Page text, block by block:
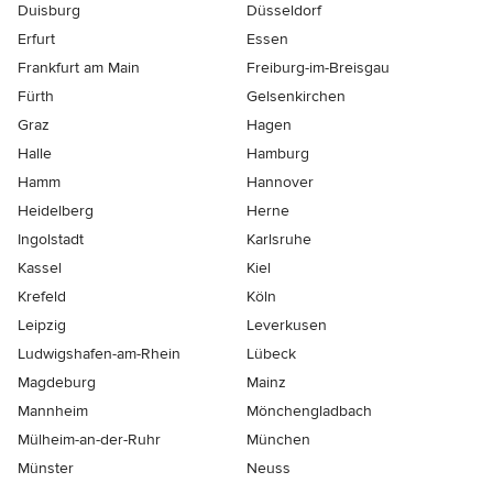
Duisburg
Düsseldorf
Erfurt
Essen
Frankfurt am Main
Freiburg-im-Breisgau
Fürth
Gelsenkirchen
Graz
Hagen
Halle
Hamburg
Hamm
Hannover
Heidelberg
Herne
Ingolstadt
Karlsruhe
Kassel
Kiel
Krefeld
Köln
Leipzig
Leverkusen
Ludwigshafen-am-Rhein
Lübeck
Magdeburg
Mainz
Mannheim
Mönchen­gladbach
Mülheim-an-der-Ruhr
München
Münster
Neuss